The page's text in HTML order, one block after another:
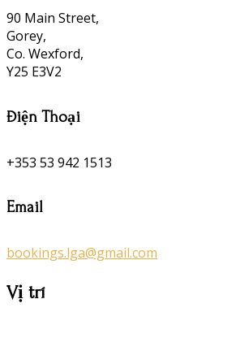
90 Main Street,
Gorey,
Co. Wexford,
Y25 E3V2
Điện Thoại
+353 53 942 1513
Email
bookings.lga@gmail.com
Vị trí